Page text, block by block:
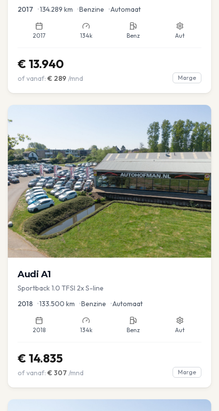
2017 •134.289 km •Benzine •Automaat
2017 134k Benz Aut
€ 13.940
of vanaf: € 289 /mnd Marge
Audi A1
Sportback 1.0 TFSI 2x S-line
2018 •133.500 km •Benzine •Automaat
2018 134k Benz Aut
€ 14.835
of vanaf: € 307 /mnd Marge